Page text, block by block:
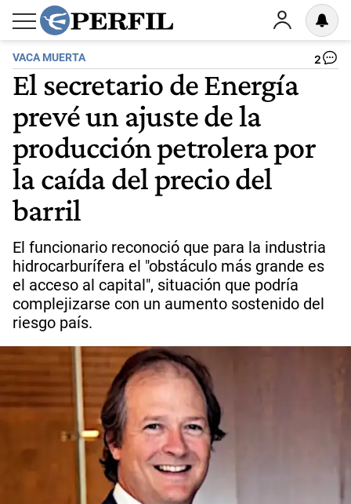
VACA MUERTA 2
El secretario de Energía
prevé un ajuste de la
producción petrolera por
la caída del precio del
barril
El funcionario reconoció que para la industria
hidrocarburífera el "obstáculo más grande es
el acceso al capital", situación que podría
complejizarse con un aumento sostenido del
riesgo país.